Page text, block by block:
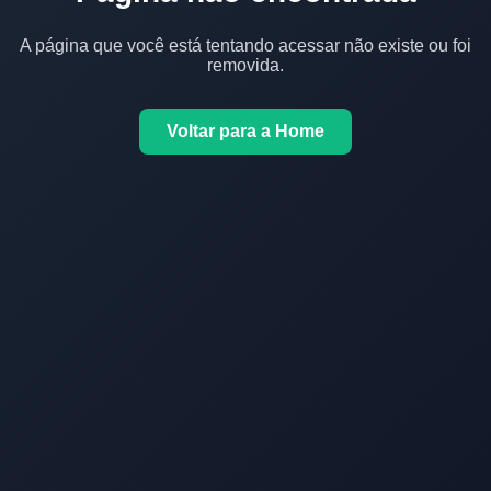
A página que você está tentando acessar não existe ou foi
removida.
Voltar para a Home